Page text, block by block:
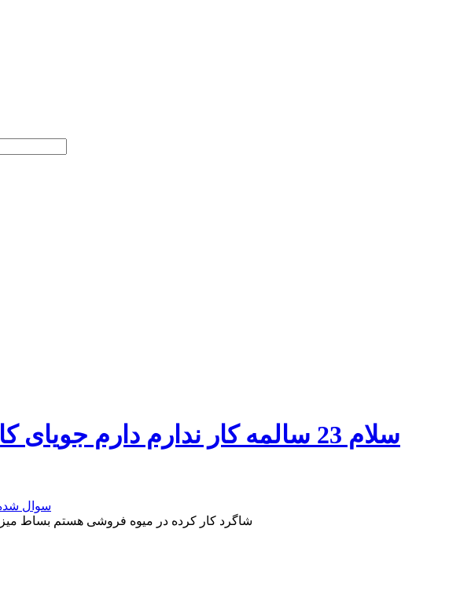
سلام 23 سالمه کار ندارم دارم جویای کار هستم ولی کو نیست
سوال